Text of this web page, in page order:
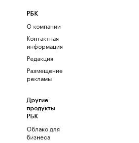
РБК
О компании
Контактная
информация
Редакция
Размещение
рекламы
Другие
продукты
РБК
Облако для
бизнеса